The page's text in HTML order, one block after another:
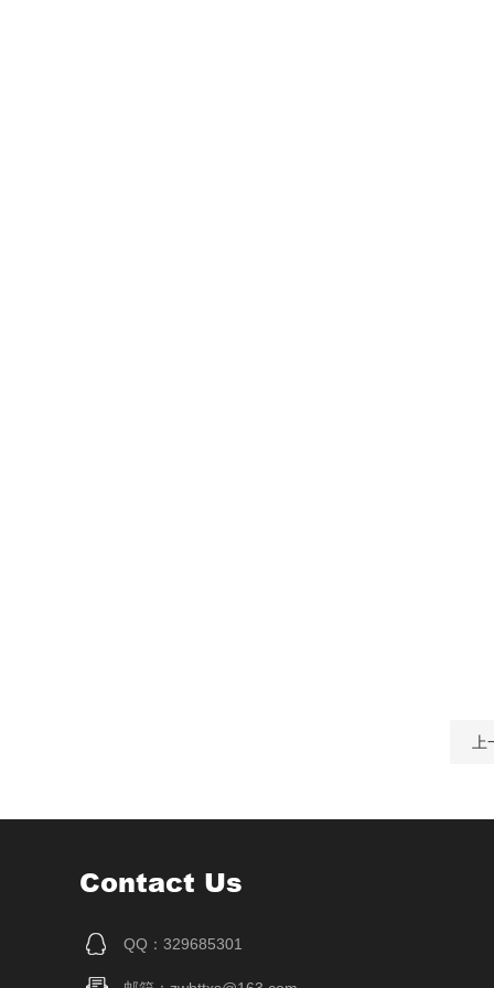
Contact Us
QQ：329685301